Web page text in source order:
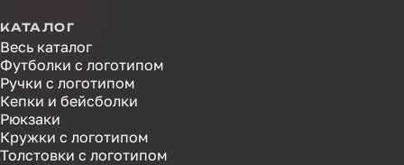
КАТАЛОГ
Весь каталог
Футболки с логотипом
Ручки с логотипом
Кепки и бейсболки
Рюкзаки
Кружки с логотипом
Толстовки с логотипом